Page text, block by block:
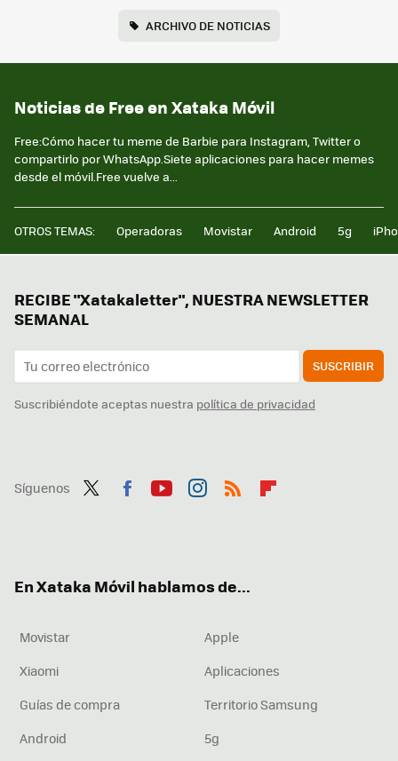
ARCHIVO DE NOTICIAS
Noticias de Free en Xataka Móvil
Free:Cómo hacer tu meme de Barbie para Instagram, Twitter o
compartirlo por WhatsApp.Siete aplicaciones para hacer memes
desde el móvil.Free vuelve a...
OTROS TEMAS: Operadoras Movistar Android 5g
RECIBE "Xatakaletter", NUESTRA NEWSLETTER
SEMANAL
SUSCRIBIR
Suscribiéndote aceptas nuestra política de privacidad
Síguenos
En Xataka Móvil hablamos de...
Movistar
Apple
Xiaomi
Aplicaciones
Guías de compra
Territorio Samsung
Android
5g